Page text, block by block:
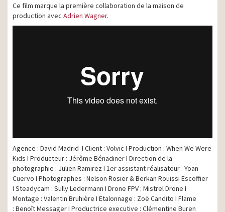
Ce film marque la première collaboration de la maison de
production avec Adrien Wagner.
Agence : David Madrid I Client : Volvic I Production : When We Were
Kids I Producteur : Jérôme Bénadiner I Direction de la
photographie : Julien Ramirez I 1er assistant réalisateur : Yoan
Cuervo I Photographes : Nelson Rosier & Berkan Rouissi Escoffier
I Steadycam : Sully Ledermann I Drone FPV : Mistrel Drone I
Montage : Valentin Bruhière I Etalonnage : Zoë Candito I Flame
: Benoît Messager I Productrice executive : Clémentine Buren